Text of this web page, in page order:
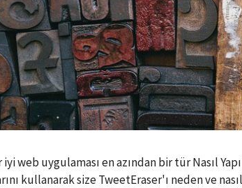
web uygulaması en azından bir tür Nasıl
kullanarak size TweetEraser'ı neden ve